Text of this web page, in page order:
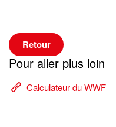
Retour
Pour aller plus loin
Calculateur du WWF